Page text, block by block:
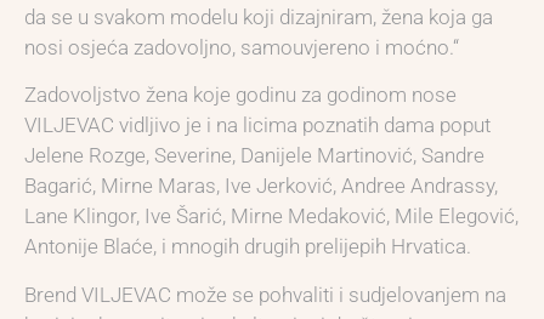
da se u svakom modelu koji dizajniram, žena koja ga
nosi osjeća zadovoljno, samouvjereno i moćno.“
Zadovoljstvo žena koje godinu za godinom nose
VILJEVAC vidljivo je i na licima poznatih dama poput
Jelene Rozge, Severine, Danijele Martinović, Sandre
Bagarić, Mirne Maras, Ive Jerković, Andree Andrassy,
Lane Klingor, Ive Šarić, Mirne Medaković, Mile Elegović,
Antonije Blaće, i mnogih drugih prelijepih Hrvatica.
Brend VILJEVAC može se pohvaliti i sudjelovanjem na